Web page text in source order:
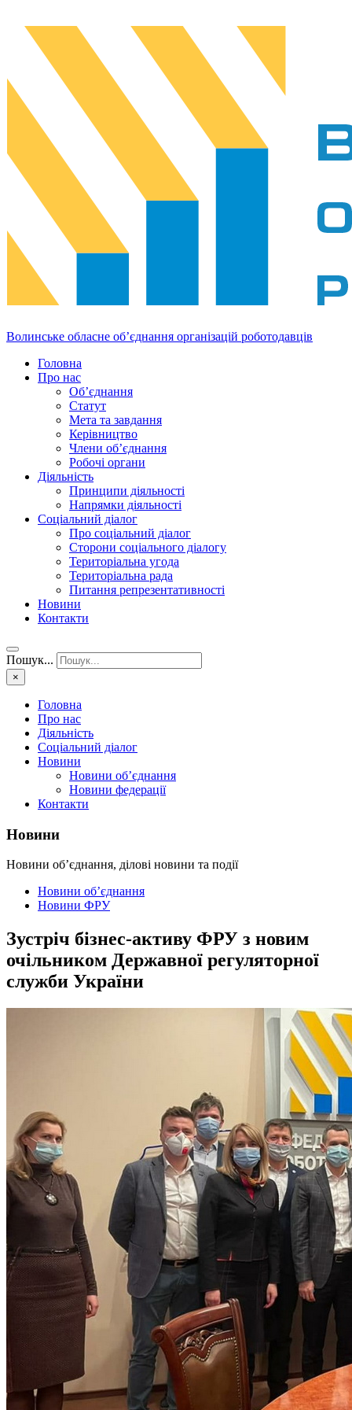
Волинське обласне об’єднання організацій роботодавців
Головна
Про нас
Об’єднання
Статут
Мета та завдання
Керівництво
Члени об’єднання
Робочі органи
Діяльність
Принципи діяльності
Напрямки діяльності
Соціальний діалог
Про соціальний діалог
Сторони соціального діалогу
Територіальна угода
Територіальна рада
Питання репрезентативності
Новини
Контакти
Пошук...
×
Головна
Про нас
Діяльність
Соціальний діалог
Новини
Новини об’єднання
Новини федерації
Контакти
Новини
Новини об’єднання, ділові новини та події
Новини об’єднання
Новини ФРУ
Зустріч бізнес-активу ФРУ з новим
очільником Державної регуляторної
служби України